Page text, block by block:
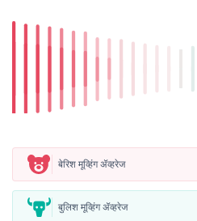
बेरिश मूव्हिंग ॲव्हरेज
बुलिश मूव्हिंग ॲव्हरेज